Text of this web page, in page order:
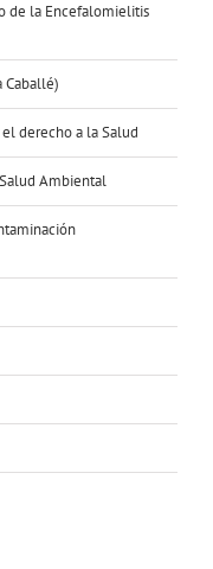
de la Encefalomielitis
Caballé)
derecho a la Salud
Ambiental